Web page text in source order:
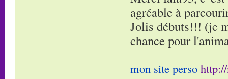
agréable à
Jolis débuts!!! (je
chance pour
mon site perso